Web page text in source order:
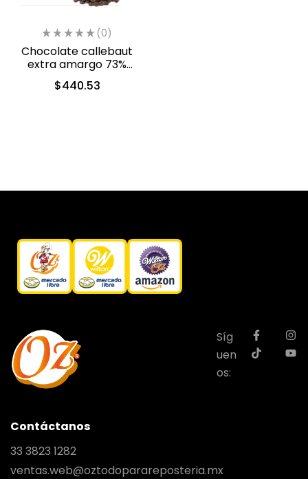
(0)
Chocolate callebaut
extra amargo 73%
cacao (40-804)
$440.53
Síg
uen
os:
Contáctanos
33 3823 1282
ventas.web@oztodoparareposteria.mx